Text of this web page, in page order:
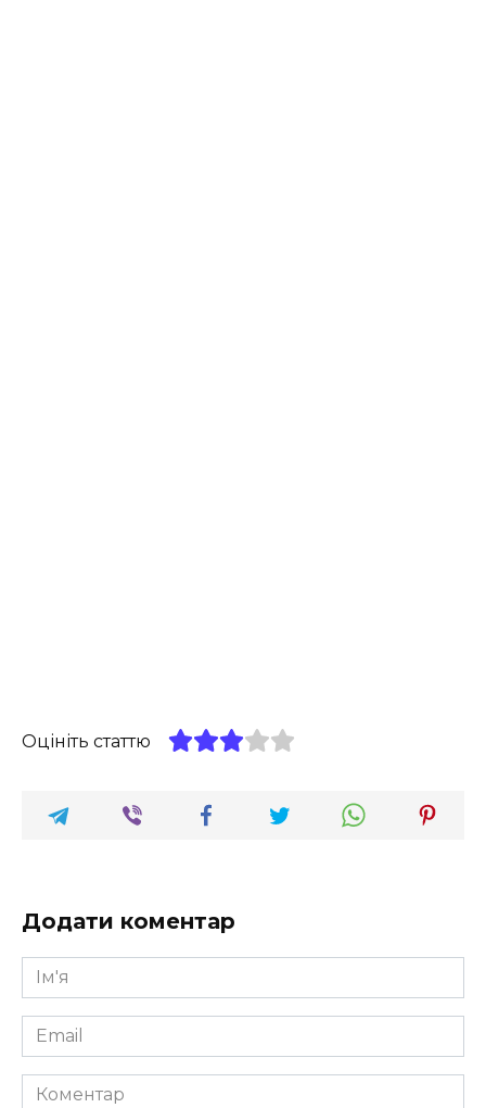
Оцініть статтю
Додати коментар
Ім'я
*
Email
*
Коментар